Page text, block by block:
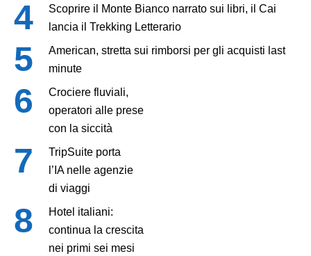
Scoprire il Monte Bianco narrato sui libri, il Cai
lancia il Trekking Letterario
American, stretta sui rimborsi per gli acquisti last
minute
Crociere fluviali,
operatori alle prese
con la siccità
TripSuite porta
l’IA nelle agenzie
di viaggi
Hotel italiani:
continua la crescita
nei primi sei mesi